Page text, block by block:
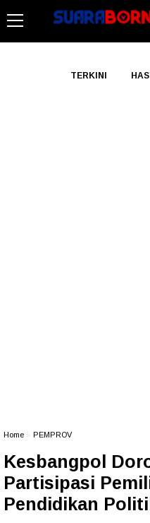
TERKINI
Home PEMPROV
Kesbangpol
Partisipasi
Pendidikan